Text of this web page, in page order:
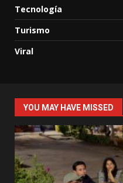
Tecnología
Turismo
Viral
YOU MAY HAVE MISSED